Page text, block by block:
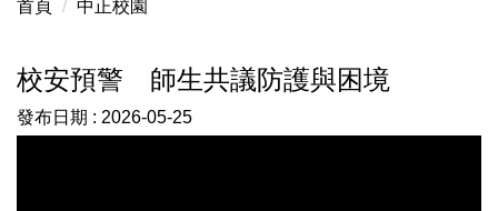
首頁 中正校園
校安預警 師生共議防護與困境
發布日期 : 2026-05-25